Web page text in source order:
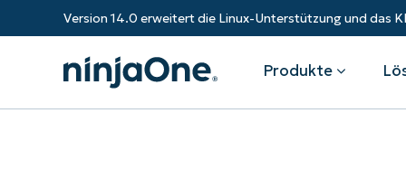
Version 14.0 erweitert die Linux-Unterstützung und das
Produkte